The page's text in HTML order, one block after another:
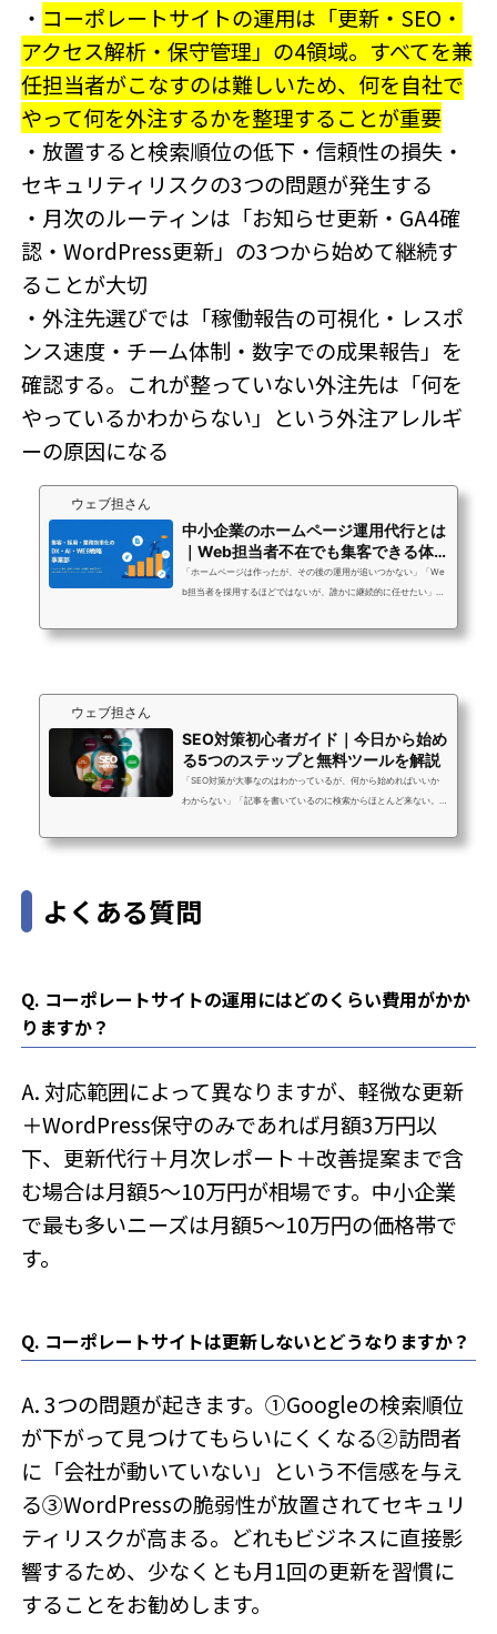
・ コーポレートサイトの運用は「更新・SEO・
アクセス解析・保守管理」の4領域。すべてを兼
任担当者がこなすのは難しいため、何を自社で
やって何を外注するかを整理することが重要
・放置すると検索順位の低下・信頼性の損失・
セキュリティリスクの3つの問題が発生する
・月次のルーティンは「お知らせ更新・GA4確
認・WordPress更新」の3つから始めて継続す
ることが大切
・外注先選びでは「稼働報告の可視化・レスポ
ンス速度・チーム体制・数字での成果報告」を
確認する。これが整っていない外注先は「何を
やっているかわからない」という外注アレルギ
ーの原因になる
ウェブ担さん
中小企業のホームページ運用代行とは
｜Web担当者不在でも集客できる体
制の作り方
「ホームページは作ったが、その後の運用が追いつかない」「We
b担当者を採用するほどではないが、誰かに継続的に任せたい」
安」Web担当者が不在または兼任という状況は、中小企業に非常
代行は月額5〜20万円の定額で、採用・教...
ウェブ担さん
SEO対策初心者ガイド｜今日から始め
る5つのステップと無料ツールを解説
「SEO対策が大事なのはわかっているが、何から始めればいいか
わからない」「記事を書いているのに検索からほとんど来ない。
い順番で取り組めば初心者でも成果を出せます。むしろ「なんと
わります。この記事では、SEO対策を初めて取り組む方向けに、
今日から実践できる5つのステップをわかりやすく解説します。専
よくある質問
Q. コーポレートサイトの運用にはどのくらい費用がかか
りますか？
A. 対応範囲によって異なりますが、軽微な更新
＋WordPress保守のみであれば月額3万円以
下、更新代行＋月次レポート＋改善提案まで含
む場合は月額5〜10万円が相場です。中小企業
で最も多いニーズは月額5〜10万円の価格帯で
す。
Q. コーポレートサイトは更新しないとどうなりますか？
A. 3つの問題が起きます。①Googleの検索順位
が下がって見つけてもらいにくくなる②訪問者
に「会社が動いていない」という不信感を与え
る③WordPressの脆弱性が放置されてセキュリ
ティリスクが高まる。どれもビジネスに直接影
響するため、少なくとも月1回の更新を習慣に
することをお勧めします。